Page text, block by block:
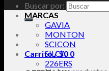
Buscar por:
Carrito /$0 0
MARCAS
GAVIA
MONTON
SCICON
SILCA
226ERS